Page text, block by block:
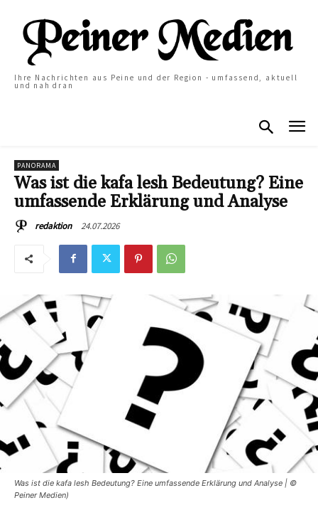
Ihre Nachrichten aus Peine und der Region - umfassend, aktuell
und nah dran
PANORAMA
Was ist die kafa lesh Bedeutung? Eine
umfassende Erklärung und Analyse
redaktion 24.07.2026
Was ist die kafa lesh Bedeutung? Eine umfassende Erklärung und Analyse | ©
Peiner Medien)